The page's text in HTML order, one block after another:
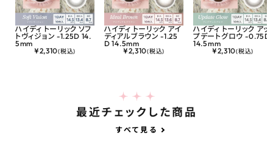
ハイディ トーリック ソフ
トヴィジョン -1.25D 14.
5mm
¥2,310(税込)
ハイディ トーリック アイ
ディアルブラウン -1.25
D 14.5mm
¥2,310(税込)
ハイディ トーリック アッ
プデートグロウ -0.75D
14.5mm
¥2,310(税込)
最近チェックした商品
すべて見る